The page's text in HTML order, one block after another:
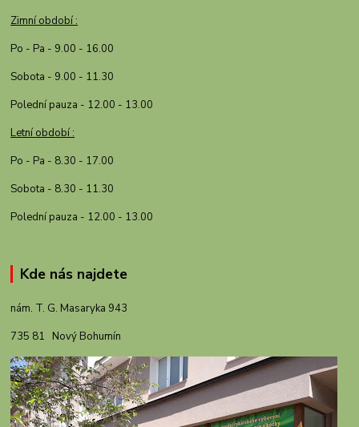
Zimní období :
Po - Pa - 9.00 - 16.00
Sobota - 9.00 - 11.30
Polední pauza - 12.00 - 13.00
Letní období :
Po - Pa - 8.30 - 17.00
Sobota - 8.30 - 11.30
Polední pauza - 12.00 - 13.00
Kde nás najdete
nám. T. G. Masaryka 943
735 81 Nový Bohumín